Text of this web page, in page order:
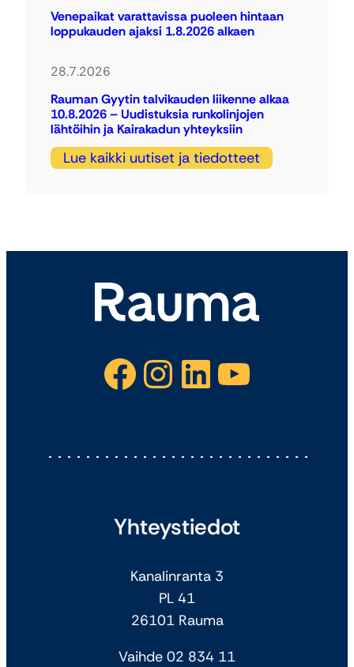
Venepaikat varattavissa puoleen hintaan
loppukauden ajaksi 1.8.2026 alkaen
28.7.2026
Rauman Gyytin talvikauden liikenne alkaa
10.8.2026 – Uudistuksia runkolinjojen
lähtöihin ja Kairakadun yhteyksiin
Lue kaikki uutiset ja tiedotteet
Facebook Instagram LinkedIn YouTube
Yhteystiedot
Kanalinranta 3
PL 41
26101 Rauma
Vaihde 02 834 11